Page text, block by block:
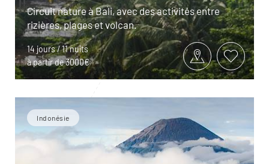
Circuit nature à Bali, avec des activités entre
rizières, plages et volcan.
14 jours / 11 nuits
à partir de 3000€
Indonésie